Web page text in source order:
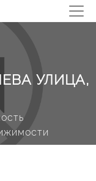
УЛИЦА,